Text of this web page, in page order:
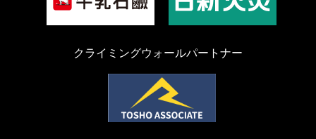
クライミングウォールパートナー